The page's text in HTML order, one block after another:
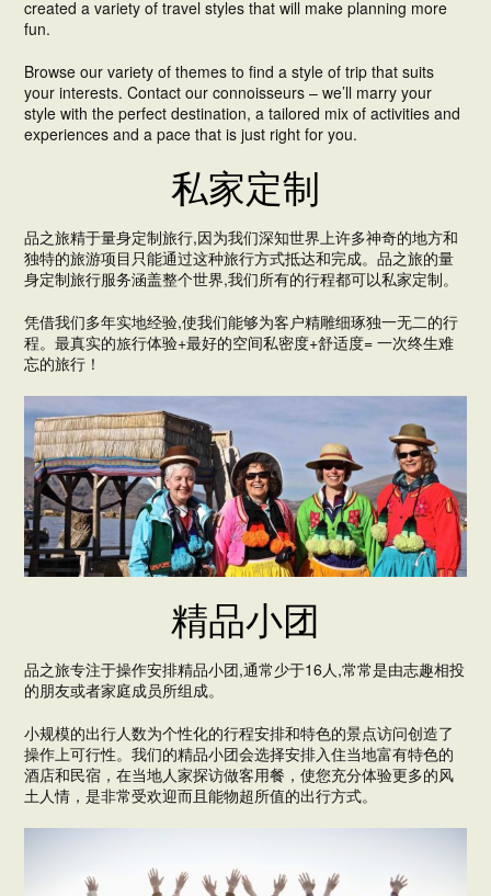
created a variety of travel styles that will make planning more
fun.
Browse our variety of themes to find a style of trip that suits
your interests. Contact our connoisseurs – we’ll marry your
style with the perfect destination, a tailored mix of activities and
experiences and a pace that is just right for you.
私家定制
品之旅精于量身定制旅行,因为我们深知世界上许多神奇的地方和
独特的旅游项目只能通过这种旅行方式抵达和完成。品之旅的量
身定制旅行服务涵盖整个世界,我们所有的行程都可以私家定制。
凭借我们多年实地经验,使我们能够为客户精雕细琢独一无二的行
程。最真实的旅行体验+最好的空间私密度+舒适度= 一次终生难
忘的旅行！
精品小团
品之旅专注于操作安排精品小团,通常少于16人,常常是由志趣相投
的朋友或者家庭成员所组成。
小规模的出行人数为个性化的行程安排和特色的景点访问创造了
操作上可行性。我们的精品小团会选择安排入住当地富有特色的
酒店和民宿，在当地人家探访做客用餐，使您充分体验更多的风
土人情，是非常受欢迎而且能物超所值的出行方式。